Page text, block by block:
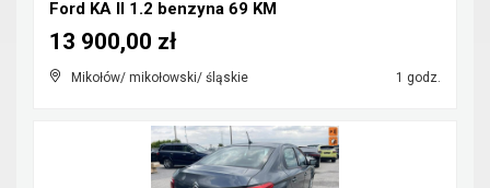
Ford KA II 1.2 benzyna 69 KM
Mikołów/ mikołowski/ śląskie 1 godz.
13 900,00 zł